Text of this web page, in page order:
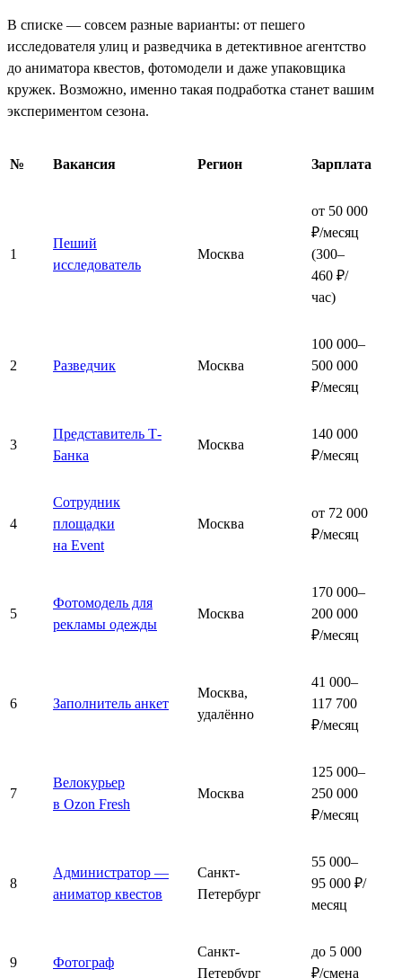
В списке — совсем разные варианты: от пешего
исследователя улиц и разведчика в детективное агентство
до аниматора квестов, фотомодели и даже упаковщика
кружек. Возможно, именно такая подработка станет вашим
экспериментом сезона.
№ Вакансия Регион Зарплата
1
Пеший
исследователь
Москва
от 50 000
₽/месяц
(300–
460 ₽/
час)
2 Разведчик Москва
100 000–
500 000
₽/месяц
3
Представитель Т-
Банка
Москва
140 000
₽/месяц
4
Сотрудник
площадки
на Event
Москва
от 72 000
₽/месяц
5
Фотомодель для
рекламы одежды
Москва
170 000–
200 000
₽/месяц
6 Заполнитель анкет
Москва,
удалённо
41 000–
117 700
₽/месяц
7
Велокурьер
в Ozon Fresh
Москва
125 000–
250 000
₽/месяц
8
Администратор —
аниматор квестов
Санкт-
Петербург
55 000–
95 000 ₽/
месяц
9 Фотограф
Санкт-
Петербург
до 5 000
₽/смена